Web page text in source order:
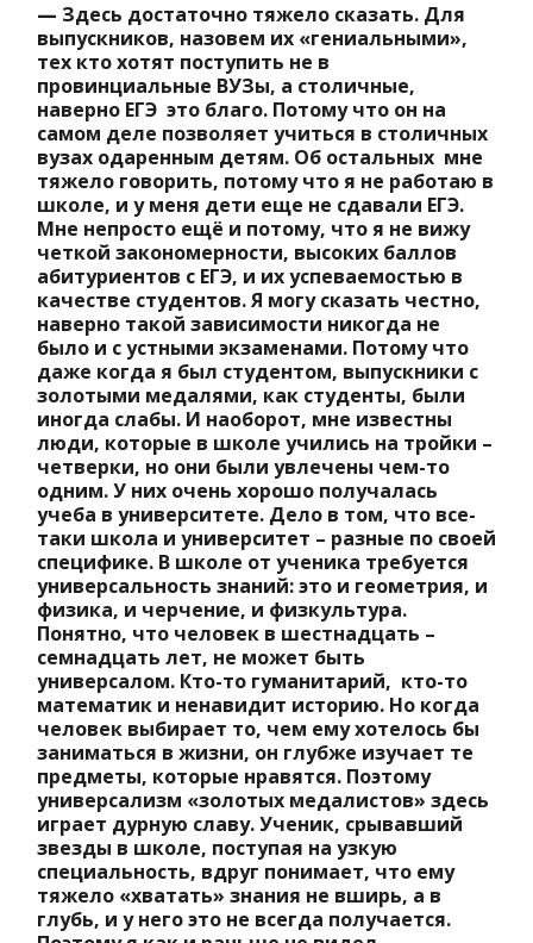
— Здесь достаточно тяжело сказать. Для
выпускников, назовем их «гениальными»,
тех кто хотят поступить не в
провинциальные ВУЗы, а столичные,
наверно ЕГЭ это благо. Потому что он на
самом деле позволяет учиться в столичных
вузах одаренным детям. Об остальных мне
тяжело говорить, потому что я не работаю в
школе, и у меня дети еще не сдавали ЕГЭ.
Мне непросто ещё и потому, что я не вижу
четкой закономерности, высоких баллов
абитуриентов с ЕГЭ, и их успеваемостью в
качестве студентов. Я могу сказать честно,
наверно такой зависимости никогда не
было и с устными экзаменами. Потому что
даже когда я был студентом, выпускники с
золотыми медалями, как студенты, были
иногда слабы. И наоборот, мне известны
люди, которые в школе учились на тройки –
четверки, но они были увлечены чем-то
одним. У них очень хорошо получалась
учеба в университете. Дело в том, что все-
таки школа и университет – разные по своей
специфике. В школе от ученика требуется
универсальность знаний: это и геометрия, и
физика, и черчение, и физкультура.
Понятно, что человек в шестнадцать –
семнадцать лет, не может быть
универсалом. Кто-то гуманитарий, кто-то
математик и ненавидит историю. Но когда
человек выбирает то, чем ему хотелось бы
заниматься в жизни, он глубже изучает те
предметы, которые нравятся. Поэтому
универсализм «золотых медалистов» здесь
играет дурную славу. Ученик, срывавший
звезды в школе, поступая на узкую
специальность, вдруг понимает, что ему
тяжело «хватать» знания не вширь, а в
глубь, и у него это не всегда получается.